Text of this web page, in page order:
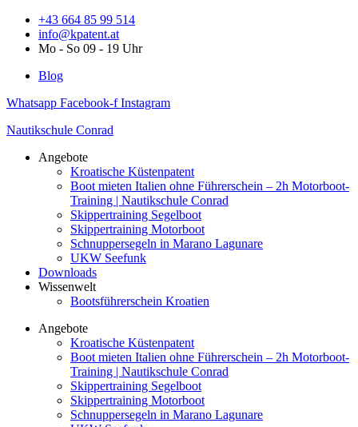
Zum
Inhalt
springen
+43 664 85 99 514
info@kpatent.at
Mo - So 09 - 19 Uhr
Blog
Whatsapp Facebook-f Instagram
Nautikschule Conrad
Angebote
Kroatische Küstenpatent
Boot mieten Italien ohne Führerschein – 2h Motorboot-
Training | Nautikschule Conrad
Skippertraining Segelboot
Skippertraining Motorboot
Schnuppersegeln in Marano Lagunare
UKW Seefunk
Downloads
Wissenwelt
Bootsführerschein Kroatien
Angebote
Kroatische Küstenpatent
Boot mieten Italien ohne Führerschein – 2h Motorboot-
Training | Nautikschule Conrad
Skippertraining Segelboot
Skippertraining Motorboot
Schnuppersegeln in Marano Lagunare